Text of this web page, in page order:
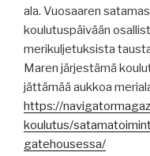
ala. Vuosaaren
koulutuspäivään
merikuljetuksista
Maren järjestämä
jättämää aukkoa
https://
koulutus/
gatehousessa/